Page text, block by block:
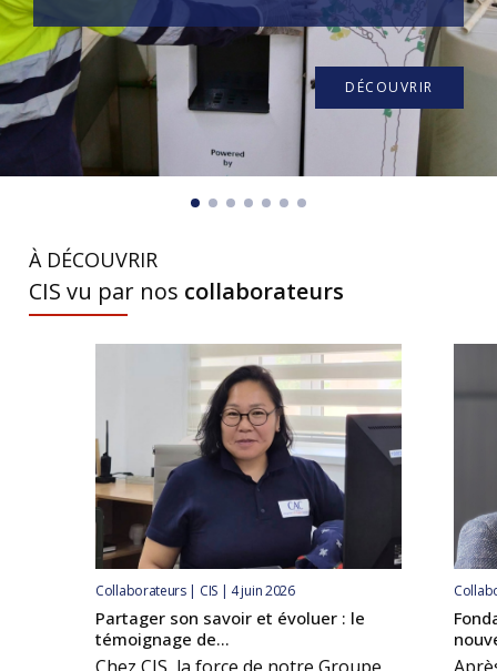
DÉCOUVRIR
À DÉCOUVRIR
CIS vu par nos collaborateurs
Collaborateurs | CIS | 4 juin 2026
Partager son savoir et évoluer : le
témoignage de...